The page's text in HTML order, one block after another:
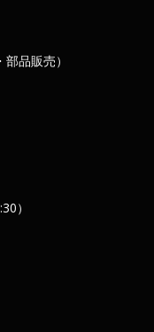
品販売）
）